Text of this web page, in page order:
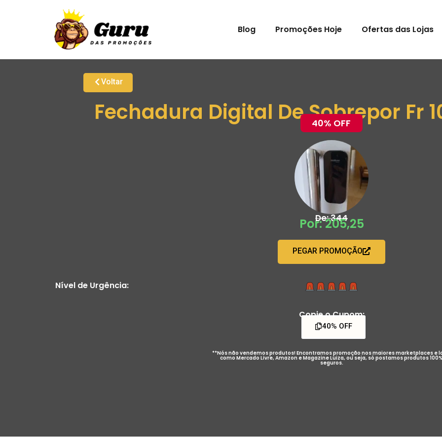
Blog Promoções Hoje Ofertas das Lojas
Voltar
Fechadura Digital De Sobrepor Fr
40% OFF
De: 344
Por: 205,25
PEGAR PROMOÇÃO
Nível de Urgência:
Copie o Cupom:
40% OFF
**Nós não vendemos produtos! Encontramos promoção nos maiores marketplaces e
como Mercado Livre, Amazon e Magazine Luiza, ou seja, só postamos produtos 100%
seguros.